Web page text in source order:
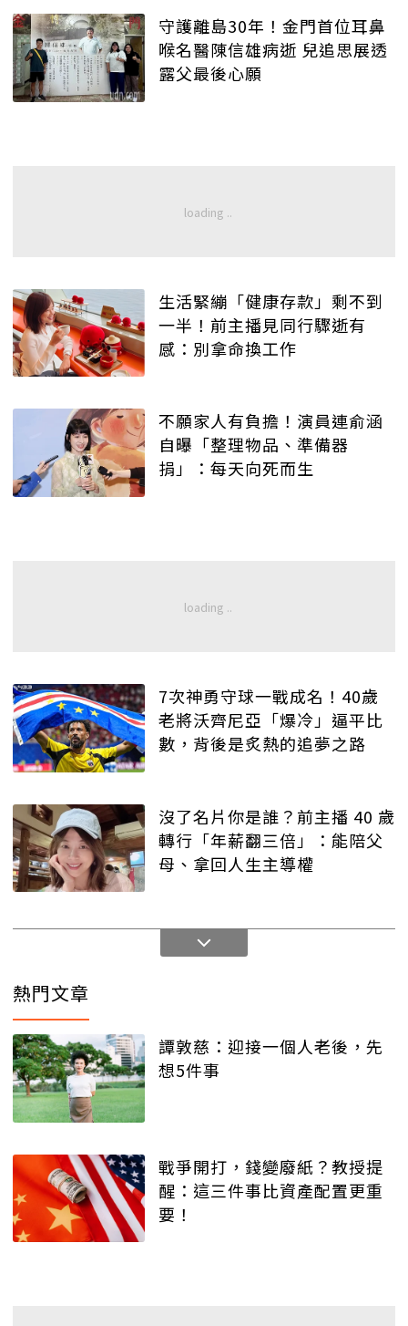
守護離島30年！金門首位耳鼻
喉名醫陳信雄病逝 兒追思展透
露父最後心願
生活緊繃「健康存款」剩不到
一半！前主播見同行驟逝有
感：別拿命換工作
不願家人有負擔！演員連俞涵
自曝「整理物品、準備器
捐」：每天向死而生
7次神勇守球一戰成名！40歲
老將沃齊尼亞「爆冷」逼平比
數，背後是炙熱的追夢之路
沒了名片你是誰？前主播 40 歲
轉行「年薪翻三倍」：能陪父
母、拿回人生主導權
熱門文章
譚敦慈：迎接一個人老後，先
想5件事
戰爭開打，錢變廢紙？教授提
醒：這三件事比資產配置更重
要！